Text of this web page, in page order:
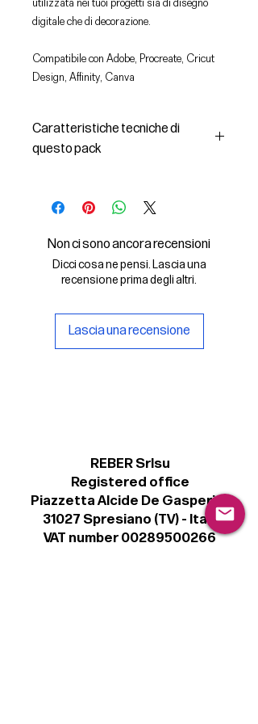
digitale che di decorazione.
Compatibile con Adobe, Procreate, Cricut
Design, Affinity, Canva
Caratteristiche tecniche di
questo pack
- le immagini descritte in formato
- la licenza d'uso delle grafiche
Il File SVG è compatibile con Adobe,
Cricut Design, Cricut
Procreate e Affinity
Non ci sono ancora recensioni
Dicci cosa ne pensi. Lascia una
recensione prima degli altri.
Lascia una recensione
REBER Srlsu
Registered office
Piazzetta Alcide De Gasperi, 3
31027 Spresiano (TV) - Italy
VAT number 00289500266